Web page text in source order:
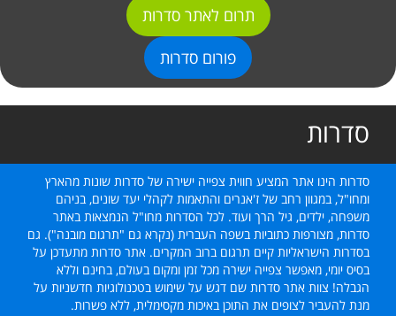
תרום לאתר סדרות
פורום סדרות
סדרות
סדרות הינו אתר המציע חווית צפייה ישירה של סדרות שונות מהארץ
ומחו"ל, במגוון רחב של ז'אנרים והתאמות לקהלי יעד שונים, בניהם
משפחה, ילדים, גיל הרך ועוד. לכל הסדרות מחו"ל הנמצאות באתר
סדרות, מצורפות כתוביות בשפה העברית (נקרא גם "תרגום מובנה"). גם
בסדרות הישראליות קיים תרגום ברוב המקרים. אתר סדרות מתעדכן על
בסיס יומי, מאפשר צפייה ישירה מכל זמן ומקום בעולם, בחינם וללא
הגבלה! צוות אתר סדרות שם דגש על שימוש בטכנולוגיות חדשניות על
מנת להעביר לצופים את התוכן באיכות מקסימלית, ללא פשרות.